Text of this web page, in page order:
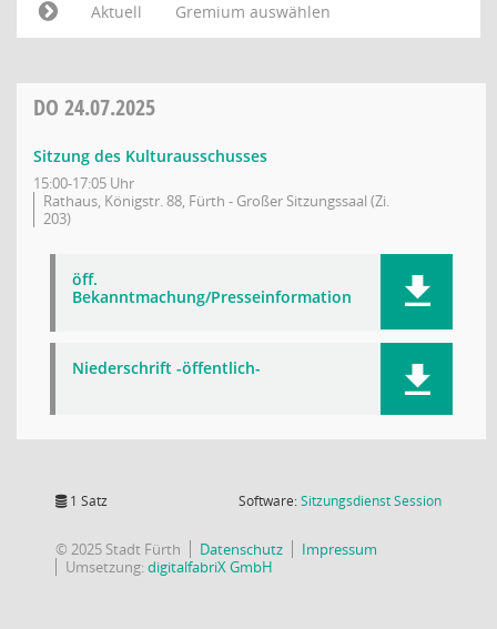
Aktuell
Gremium auswählen
DO 24.07.2025
Sitzung des Kulturausschusses
15:00-17:05 Uhr
Rathaus, Königstr. 88, Fürth - Großer Sitzungssaal (Zi.
203)
öff.
Bekanntmachung/Presseinformation
Niederschrift -öffentlich-
1 Satz Software:SitzungsdienstSession(Wird in
© 2025 Stadt Fürth Datenschutz
Impressum
Umsetzung:digitalfabriX GmbH